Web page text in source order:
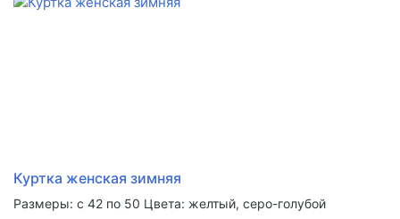
Куртка женская зимняя
Размеры: с 42 по 50 Цвета: желтый, серо-голубой